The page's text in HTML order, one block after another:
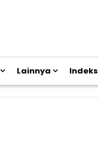
Lainnya Indeks